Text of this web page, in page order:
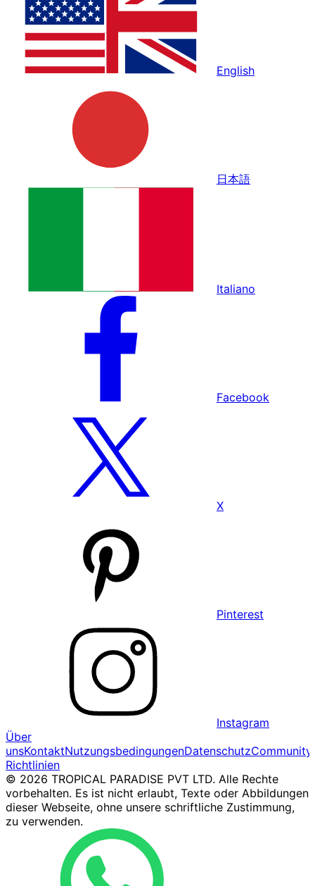
English
日本語
Italiano
Facebook
X
Pinterest
Instagram
Über
unsKontaktNutzungsbedingungenDatenschutz
Richtlinien
© 2026 TROPICAL PARADISE PVT LTD. Alle Rechte
vorbehalten. Es ist nicht erlaubt, Texte oder Abbildungen
dieser Webseite, ohne unsere schriftliche Zustimmung,
zu verwenden.